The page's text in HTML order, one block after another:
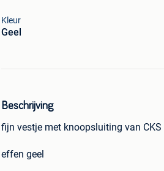
Kleur
Geel
Beschrijving
fijn vestje met knoopsluiting van
effen geel